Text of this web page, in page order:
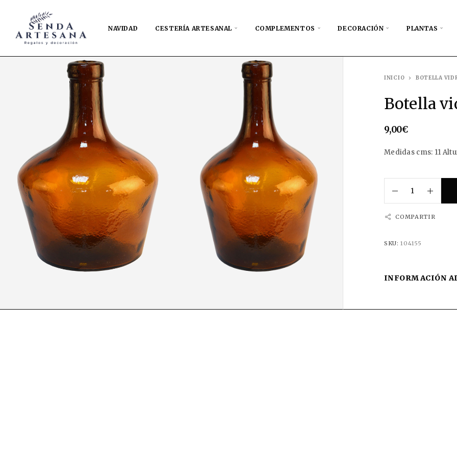
NAVIDAD CESTERÍA ARTESANAL COMPLEMENTOS DECORACIÓN PLANTAS
INICIO BOTELLA
Botella
9,00€
Medidas cms: 11
COMPARTIR
SKU:104155
INFORMACIÓN